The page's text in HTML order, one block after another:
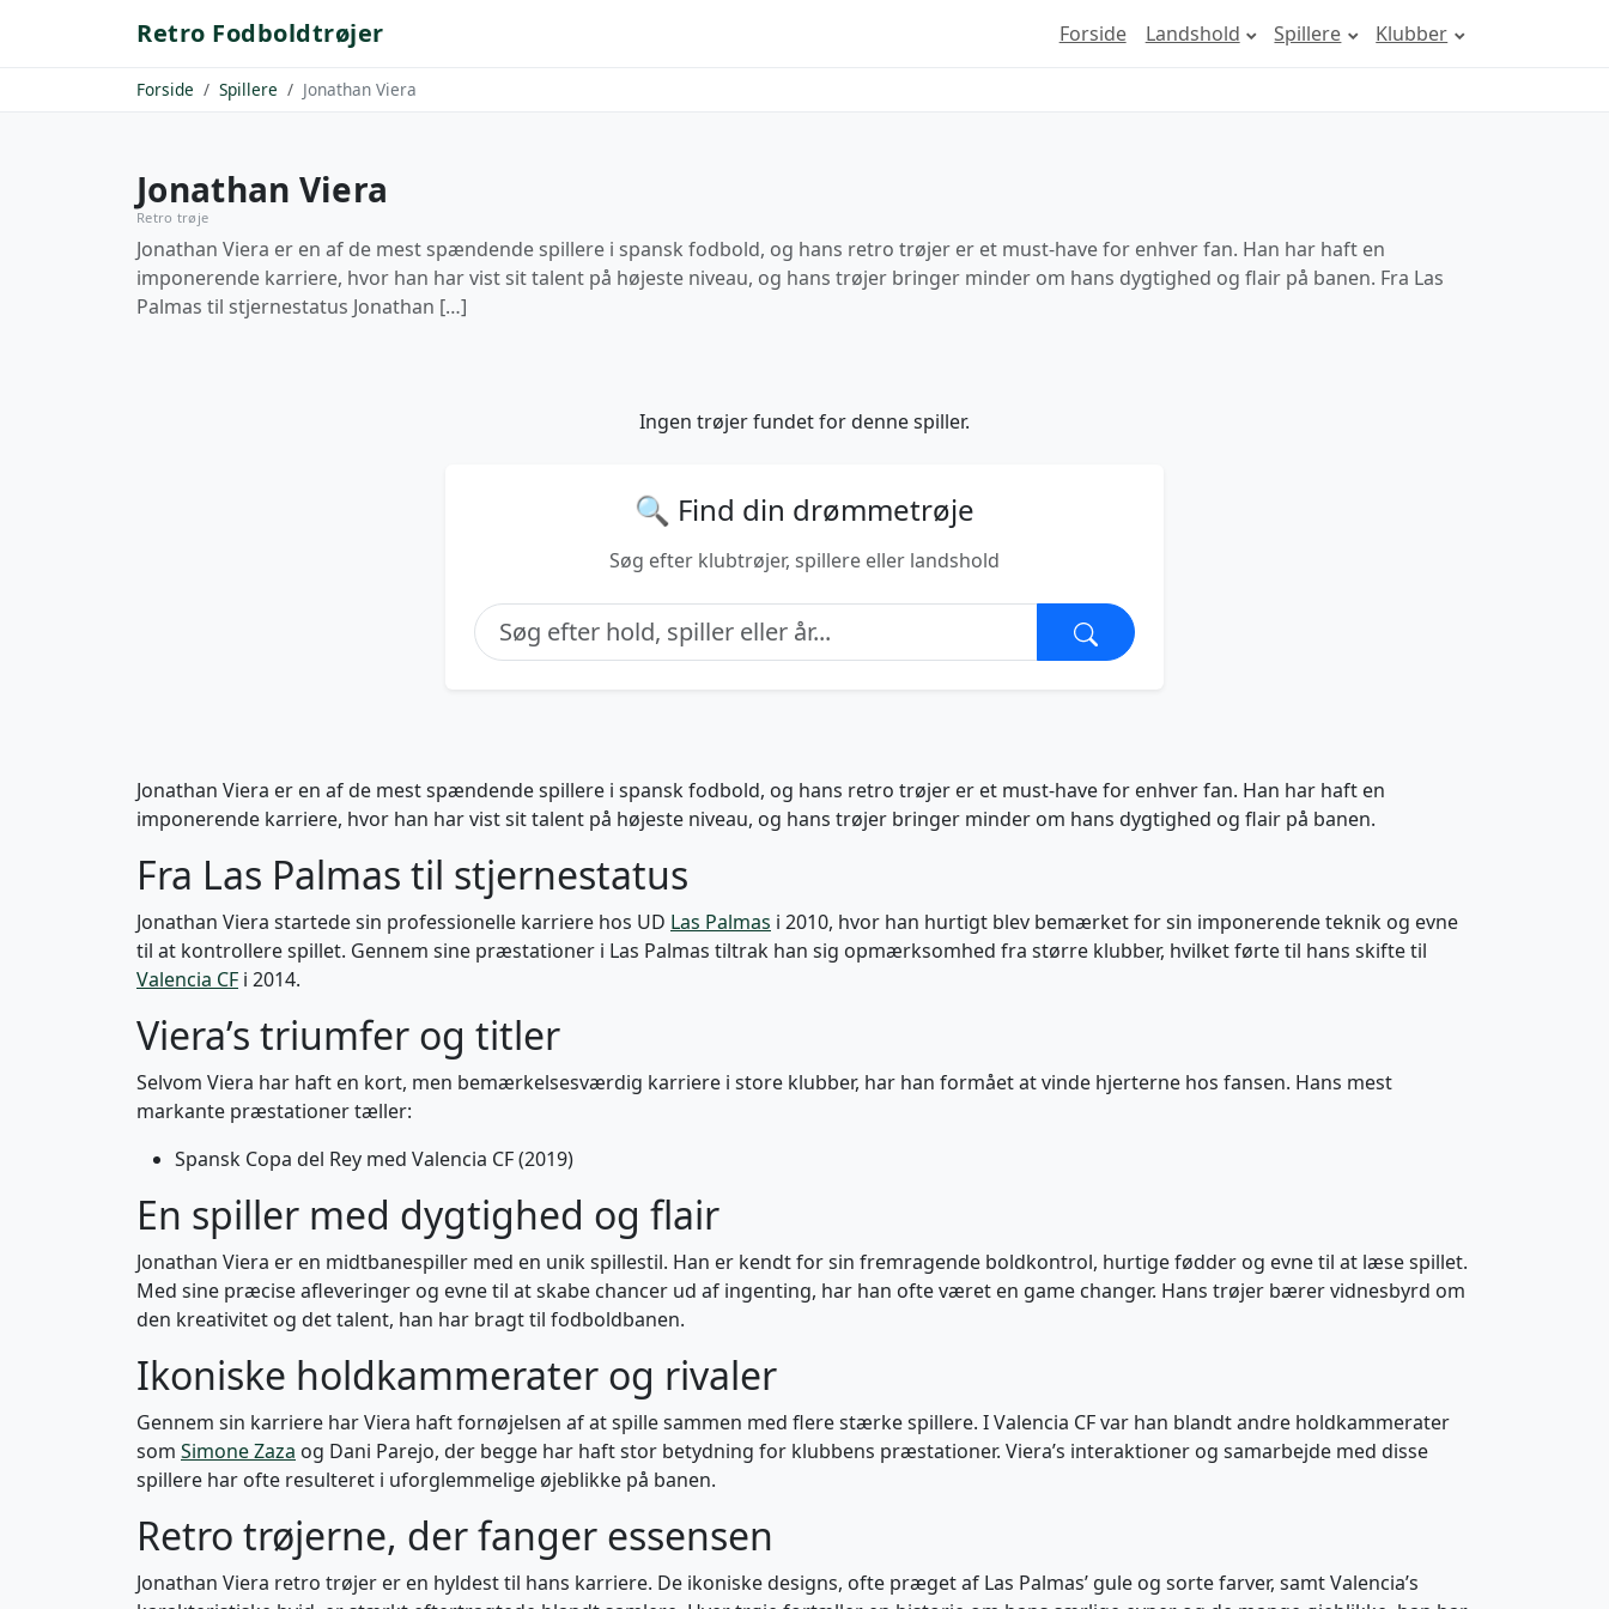
Retro Fodboldtrøjer Forside Landshold Spillere Klubber
Forside Spillere Jonathan Viera
Jonathan Viera
Retro trøje
Jonathan Viera er en af de mest spændende spillere i spansk fodbold, og hans retro trøjer er et must-have for enhver fan. Han har haft en
imponerende karriere, hvor han har vist sit talent på højeste niveau, og hans trøjer bringer minder om hans dygtighed og flair på banen. Fra Las
Palmas til stjernestatus Jonathan […]
Ingen trøjer fundet for denne spiller.
🔍 Find din drømmetrøje
Søg efter klubtrøjer, spillere eller landshold
Jonathan Viera er en af de mest spændende spillere i spansk fodbold, og hans retro trøjer er et must-have for enhver fan. Han har haft en
imponerende karriere, hvor han har vist sit talent på højeste niveau, og hans trøjer bringer minder om hans dygtighed og flair på banen.
Fra Las Palmas til stjernestatus
Jonathan Viera startede sin professionelle karriere hos UD Las Palmas i 2010, hvor han hurtigt blev bemærket for sin imponerende teknik og evne
til at kontrollere spillet. Gennem sine præstationer i Las Palmas tiltrak han sig opmærksomhed fra større klubber, hvilket førte til hans skifte til
Valencia CF i 2014.
Viera’s triumfer og titler
Selvom Viera har haft en kort, men bemærkelsesværdig karriere i store klubber, har han formået at vinde hjerterne hos fansen. Hans mest
markante præstationer tæller:
Spansk Copa del Rey med Valencia CF (2019)
En spiller med dygtighed og flair
Jonathan Viera er en midtbanespiller med en unik spillestil. Han er kendt for sin fremragende boldkontrol, hurtige fødder og evne til at læse spillet.
Med sine præcise afleveringer og evne til at skabe chancer ud af ingenting, har han ofte været en game changer. Hans trøjer bærer vidnesbyrd om
den kreativitet og det talent, han har bragt til fodboldbanen.
Ikoniske holdkammerater og rivaler
Gennem sin karriere har Viera haft fornøjelsen af at spille sammen med flere stærke spillere. I Valencia CF var han blandt andre holdkammerater
som Simone Zaza og Dani Parejo, der begge har haft stor betydning for klubbens præstationer. Viera’s interaktioner og samarbejde med disse
spillere har ofte resulteret i uforglemmelige øjeblikke på banen.
Retro trøjerne, der fanger essensen
Jonathan Viera retro trøjer er en hyldest til hans karriere. De ikoniske designs, ofte præget af Las Palmas’ gule og sorte farver, samt Valencia’s